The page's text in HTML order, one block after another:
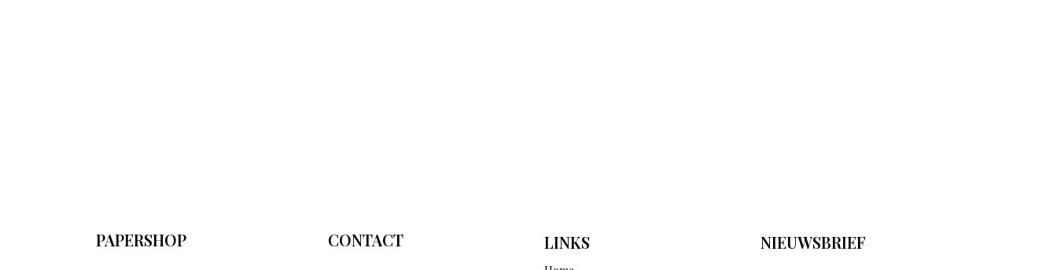
PAPERSHOP CONTACT LINKS NIEUWSBRIEF